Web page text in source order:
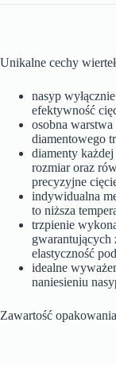
Unikalne cechy
nasyp
efektywność
osobna
diamentowego
diamenty
rozmiar oraz
precyzyjne
indywidualna
to niższa
trzpienie
elastyczność
idealne
naniesieniu
Zawartość